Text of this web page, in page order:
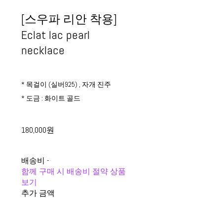
[스우파 리안 착용]
Eclat lac pearl
necklace
* 목걸이 (실버925) , 자개 진주
* 도금 : 화이트 골드
180,000원
배송비 -
함께 구매 시 배송비 절약 상품
보기
추가 금액